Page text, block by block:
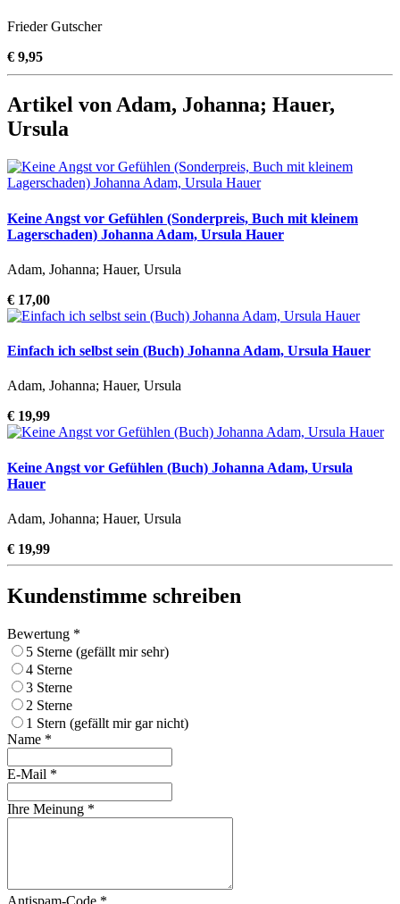
Frieder Gutscher
€ 9,95
Artikel von Adam, Johanna; Hauer,
Ursula
Keine Angst vor Gefühlen (Sonderpreis, Buch mit kleinem
Lagerschaden) Johanna Adam, Ursula Hauer
Adam, Johanna; Hauer, Ursula
€ 17,00
Einfach ich selbst sein (Buch) Johanna Adam, Ursula Hauer
Adam, Johanna; Hauer, Ursula
€ 19,99
Keine Angst vor Gefühlen (Buch) Johanna Adam, Ursula
Hauer
Adam, Johanna; Hauer, Ursula
€ 19,99
Kundenstimme schreiben
Bewertung *
5 Sterne (gefällt mir sehr)
4 Sterne
3 Sterne
2 Sterne
1 Stern (gefällt mir gar nicht)
Name *
E-Mail *
Ihre Meinung *
Antispam-Code *